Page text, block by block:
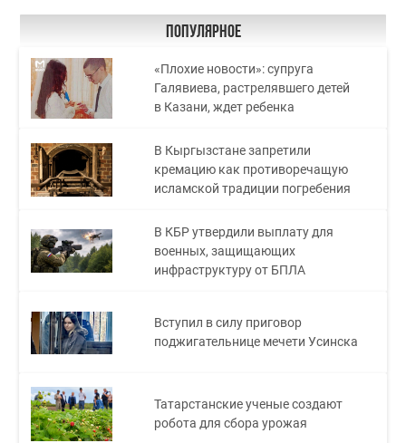
Популярное
«Плохие новости»: супруга
Галявиева, растрелявшего детей
в Казани, ждет ребенка
В Кыргызстане запретили
кремацию как противоречащую
исламской традиции погребения
В КБР утвердили выплату для
военных, защищающих
инфраструктуру от БПЛА
Вступил в силу приговор
поджигательнице мечети Усинска
Татарстанские ученые создают
робота для сбора урожая